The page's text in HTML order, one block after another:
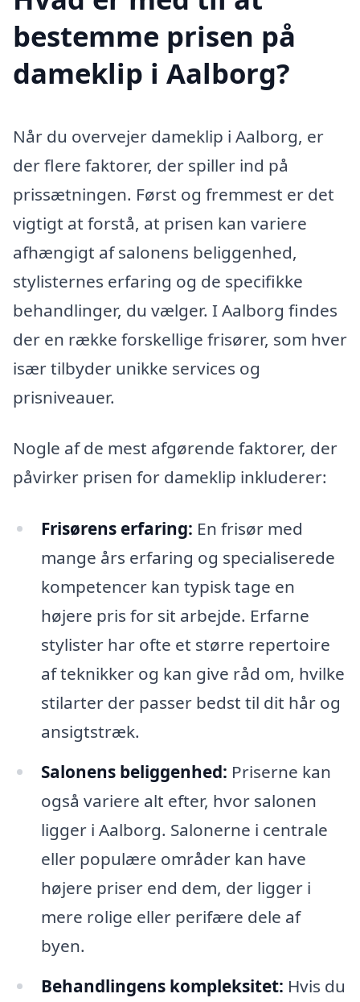
bestemme prisen på
dameklip i Aalborg?
Når du overvejer dameklip i Aalborg, er
der flere faktorer, der spiller ind på
prissætningen. Først og fremmest er det
vigtigt at forstå, at prisen kan variere
afhængigt af salonens beliggenhed,
stylisternes erfaring og de specifikke
behandlinger, du vælger. I Aalborg findes
der en række forskellige frisører, som hver
især tilbyder unikke services og
prisniveauer.
Nogle af de mest afgørende faktorer, der
påvirker prisen for dameklip inkluderer:
Frisørens erfaring: En frisør med
mange års erfaring og specialiserede
kompetencer kan typisk tage en
højere pris for sit arbejde. Erfarne
stylister har ofte et større repertoire
af teknikker og kan give råd om, hvilke
stilarter der passer bedst til dit hår og
ansigtstræk.
Salonens beliggenhed: Priserne kan
også variere alt efter, hvor salonen
ligger i Aalborg. Salonerne i centrale
eller populære områder kan have
højere priser end dem, der ligger i
mere rolige eller perifære dele af
byen.
Behandlingens kompleksitet: Hvis du